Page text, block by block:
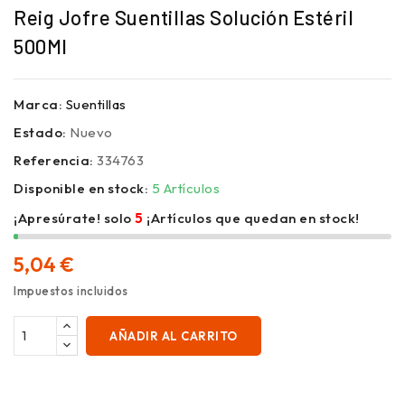
Reig Jofre Suentillas Solución Estéril
500Ml
Marca: Suentillas
Estado: Nuevo
Referencia: 334763
Disponible en stock: 5 Artículos
¡Apresúrate! solo 5 ¡Artículos que quedan en stock!
5,04 €
Impuestos incluidos
AÑADIR AL CARRITO